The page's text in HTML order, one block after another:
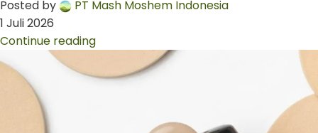
Posted by
PT Mash Moshem Indonesia
1 Juli 2026
Continue reading